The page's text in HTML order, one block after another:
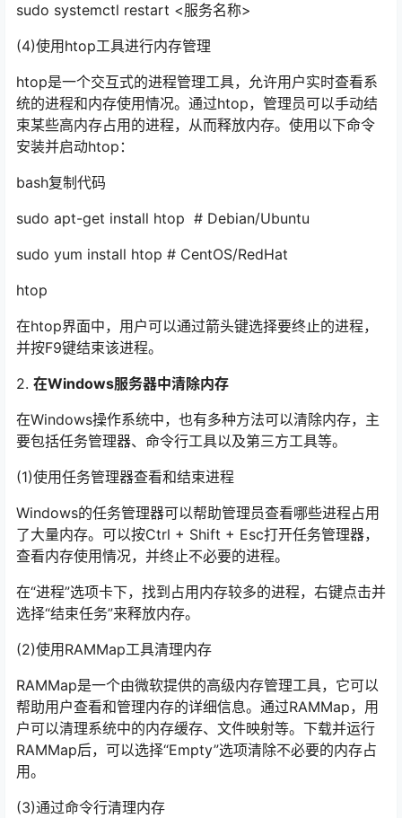
sudo systemctl restart <服务名称>
(4)使用htop工具进行内存管理
htop是一个交互式的进程管理工具，允许用户实时查看系
统的进程和内存使用情况。通过htop，管理员可以手动结
束某些高内存占用的进程，从而释放内存。使用以下命令
安装并启动htop：
bash复制代码
sudo apt-get install htop # Debian/Ubuntu
sudo yum install htop # CentOS/RedHat
htop
在htop界面中，用户可以通过箭头键选择要终止的进程，
并按F9键结束该进程。
2. 在Windows服务器中清除内存
在Windows操作系统中，也有多种方法可以清除内存，主
要包括任务管理器、命令行工具以及第三方工具等。
(1)使用任务管理器查看和结束进程
Windows的任务管理器可以帮助管理员查看哪些进程占用
了大量内存。可以按Ctrl + Shift + Esc打开任务管理器，
查看内存使用情况，并终止不必要的进程。
在“进程”选项卡下，找到占用内存较多的进程，右键点击并
选择“结束任务”来释放内存。
(2)使用RAMMap工具清理内存
RAMMap是一个由微软提供的高级内存管理工具，它可以
帮助用户查看和管理内存的详细信息。通过RAMMap，用
户可以清理系统中的内存缓存、文件映射等。下载并运行
RAMMap后，可以选择“Empty”选项清除不必要的内存占
用。
(3)通过命令行清理内存